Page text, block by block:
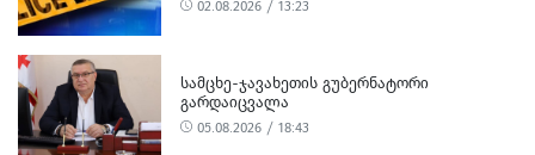
02.08.2026 / 13:23
ᲡᲐᲛᲪᲮᲔ-ᲯᲐᲕᲐᲮᲔᲗᲘᲡ ᲒᲣᲑᲔᲠᲜᲐᲢᲝᲠᲘ
ᲒᲐᲠᲓᲐᲘᲪᲕᲐᲚᲐ
05.08.2026 / 18:43